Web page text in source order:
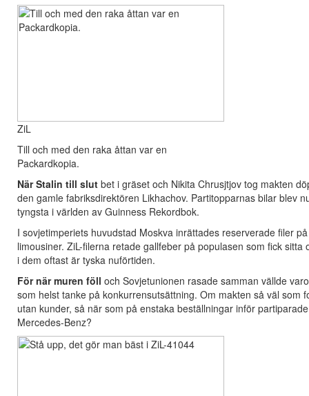
ZiL
Till och med den raka åttan var en
Packardkopia.
När Stalin till slut bet i gräset och Nikita Chrusjtjov tog makten
den gamle fabriksdirektören Likhachov. Partitopparnas bilar blev
tyngsta i världen av Guinness Rekordbok.
I sovjetimperiets huvudstad Moskva inrättades reserverade filer
limousiner. ZiL-filerna retade gallfeber på populasen som fick sitta
i dem oftast är tyska nuförtiden.
För när muren föll och Sovjetunionen rasade samman vällde
som helst tanke på konkurrensutsättning. Om makten så väl
utan kunder, så när som på enstaka beställningar inför
Mercedes-Benz?